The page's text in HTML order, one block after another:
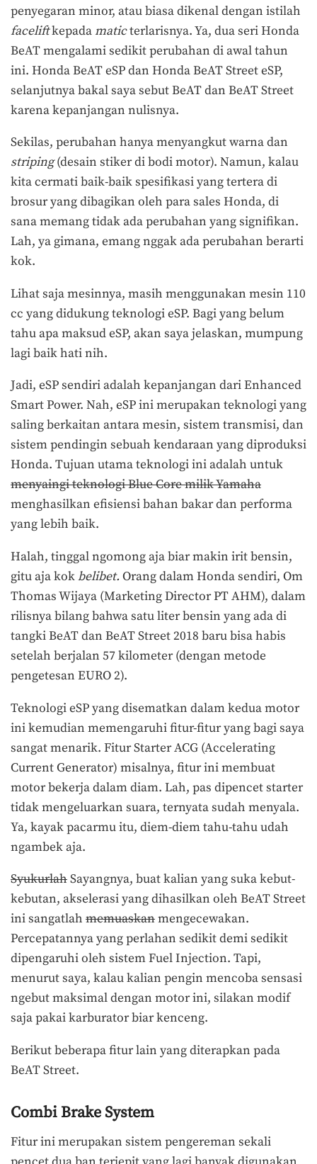
penyegaran minor, atau biasa dikenal dengan istilah
faceliftkepadamaticterlarisnya. Ya, dua seri Honda
BeAT mengalami sedikit perubahan di awal tahun
ini. Honda BeAT eSP dan Honda BeAT Street eSP,
selanjutnya bakal saya sebut BeAT dan BeAT Street
karena kepanjangan nulisnya.
Sekilas, perubahan hanya menyangkut warna dan
striping(desain stiker di bodi motor). Namun, kalau
kita cermati baik-baik spesifikasi yang tertera di
brosur yang dibagikan oleh para sales Honda, di
sana memang tidak ada perubahan yang signifikan.
Lah, ya gimana, emang nggak ada perubahan berarti
kok.
Lihat saja mesinnya, masih menggunakan mesin 110
cc yang didukung teknologi eSP. Bagi yang belum
tahu apa maksud eSP, akan saya jelaskan, mumpung
lagi baik hati nih.
Jadi, eSP sendiri adalah kepanjangan dari Enhanced
Smart Power. Nah, eSP ini merupakan teknologi yang
saling berkaitan antara mesin, sistem transmisi, dan
sistem pendingin sebuah kendaraan yang diproduksi
Honda. Tujuan utama teknologi ini adalah untuk
menyaingi teknologi Blue Core milik Yamaha
menghasilkan efisiensi bahan bakar dan performa
yang lebih baik.
Halah, tinggal ngomong aja biar makin irit bensin,
gitu aja kokbelibet.Orang dalam Honda sendiri, Om
Thomas Wijaya (Marketing Director PT AHM), dalam
rilisnya bilang bahwa satu liter bensin yang ada di
tangki BeAT dan BeAT Street 2018 baru bisa habis
setelah berjalan 57 kilometer (dengan metode
pengetesan EURO 2).
Teknologi eSP yang disematkan dalam kedua motor
ini kemudian memengaruhi fitur-fitur yang bagi saya
sangat menarik. Fitur Starter ACG (Accelerating
Current Generator) misalnya, fitur ini membuat
motor bekerja dalam diam. Lah, pas dipencet starter
tidak mengeluarkan suara, ternyata sudah menyala.
Ya, kayak pacarmu itu, diem-diem tahu-tahu udah
ngambek aja.
SyukurlahSayangnya, buat kalian yang suka kebut-
kebutan, akselerasi yang dihasilkan oleh BeAT Street
ini sangatlah memuaskanmengecewakan.
Percepatannya yang perlahan sedikit demi sedikit
dipengaruhi oleh sistem Fuel Injection. Tapi,
menurut saya, kalau kalian pengin mencoba sensasi
ngebut maksimal dengan motor ini, silakan modif
saja pakai karburator biar kenceng.
Berikut beberapa fitur lain yang diterapkan pada
BeAT Street.
Combi Brake System
Fitur ini merupakan sistem pengereman sekali